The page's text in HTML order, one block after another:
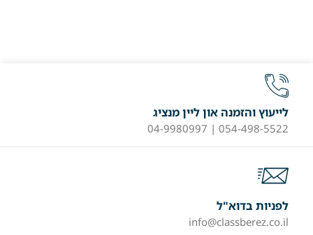
לייעוץ והזמנה און ליין מנציג
054-498-5522 | 04-9980997
לפניות בדוא"ל
info@classberez.co.il